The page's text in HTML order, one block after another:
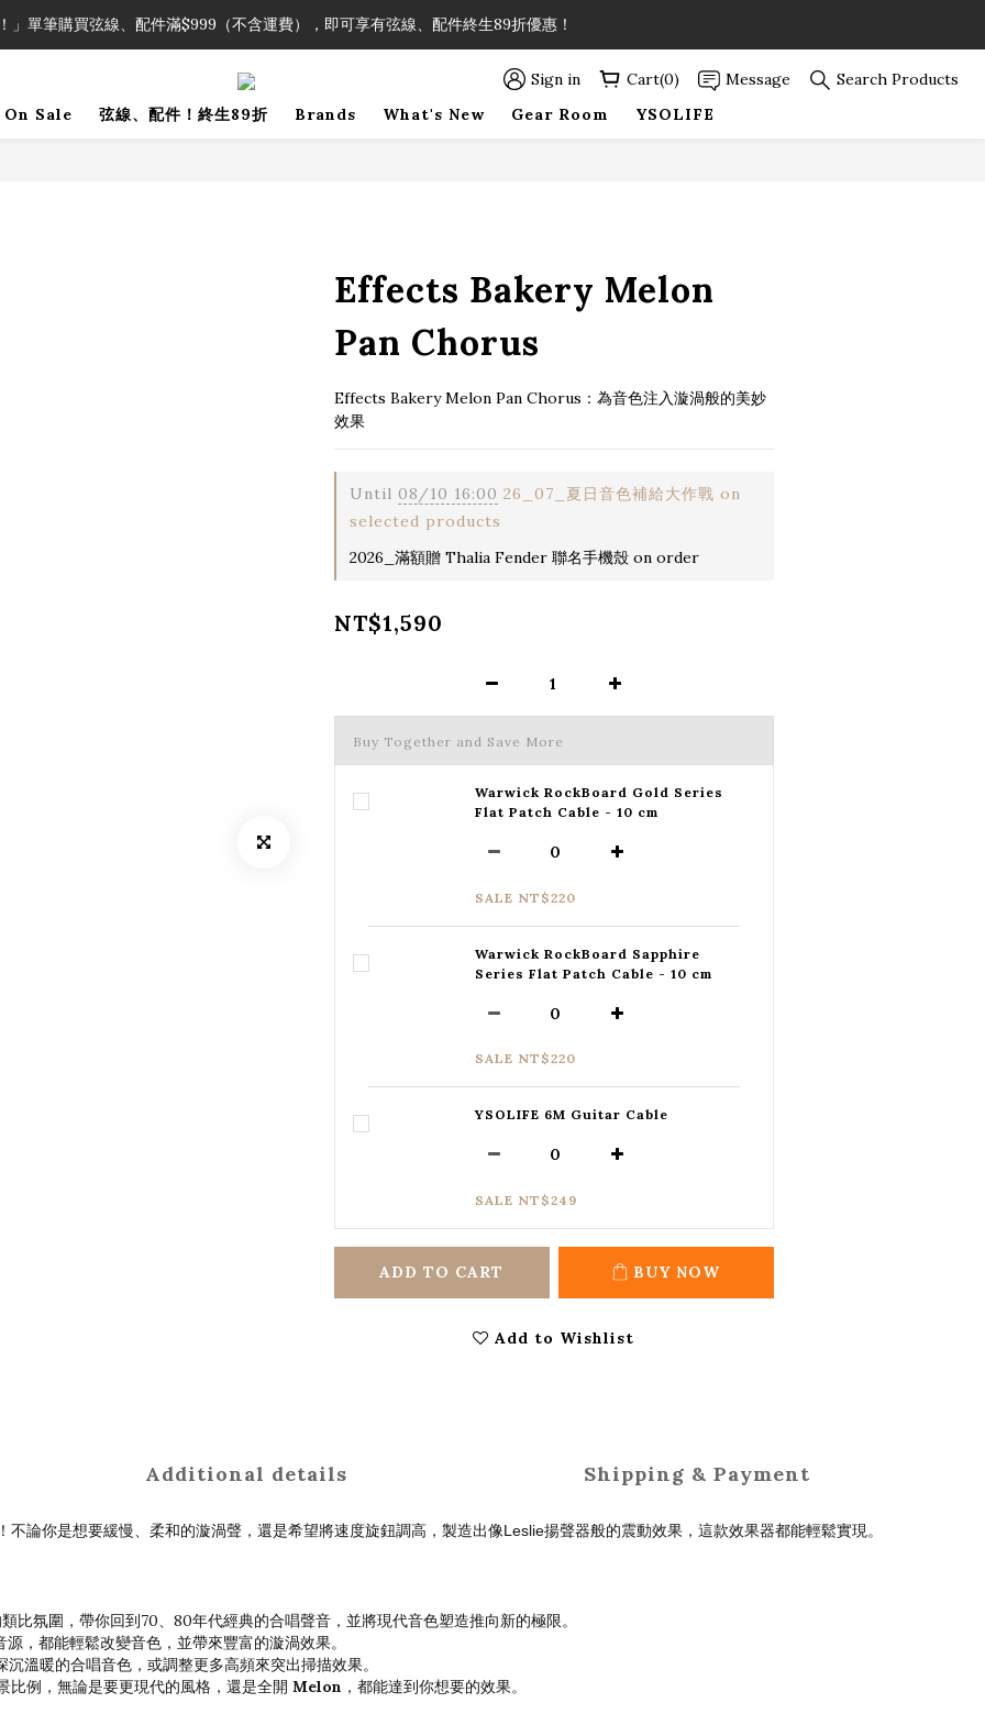
」單筆購買弦線、配件滿$999（不含運費），即可享有弦線、配件終生89折優惠！
」單筆購買弦線、配件滿$999（不含運費），即可享有弦線、配件終生89折優惠！
加入會員即領2000元購物金。 加入購物車查看更多折扣！
」單筆購買弦線、配件滿$999（不含運費），即可享有弦線、配件終生89折優惠！
Sign in Cart(0) Message
Search Products
On Sale 弦線、配件！終生89折 Brands What's New Gear Room YSOLIFE
Effects Bakery Melon
Pan Chorus
Effects Bakery Melon Pan Chorus：為音色注入漩渦般的美妙
效果
Until 08/10 16:00 26_07_夏日音色補給大作戰 on
selected products
2026_滿額贈 Thalia Fender 聯名手機殼 on order
NT$1,590
Buy Together and Save More
Warwick RockBoard Gold Series
Flat Patch Cable - 10 cm
SALE NT$220
Warwick RockBoard Sapphire
Series Flat Patch Cable - 10 cm
SALE NT$220
YSOLIFE 6M Guitar Cable
SALE NT$249
ADD TO CART BUY NOW
Add to Wishlist
Additional details Shipping & Payment
不論你是想要緩慢、柔和的漩渦聲，還是希望將速度旋鈕調高，製造出像Leslie揚聲器般的震動效果，這款效果器都能輕鬆實現。
比氛圍，帶你回到70、80年代經典的合唱聲音，並將現代音色塑造推向新的極限。
，都能輕鬆改變音色，並帶來豐富的漩渦效果。
溫暖的合唱音色，或調整更多高頻來突出掃描效果。
比例，無論是要更現代的風格，還是全開 Melon ，都能達到你想要的效果。